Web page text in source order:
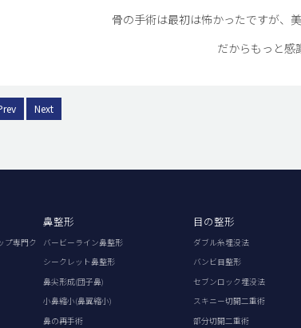
骨の手術は最初は怖かったですが、
だからもっと感
Next
プ専門ク
鼻整形
バービーライン鼻整形
シークレット鼻整形
鼻尖形成(団子鼻)
小鼻縮小(鼻翼縮小)
鼻の再手術
目の整形
ダブル糸埋没法
バンビ目整形
セブンロック埋没法
スキニー切開二重術
部分切開二重術